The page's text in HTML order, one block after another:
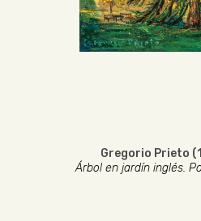
Gregorio Prieto
Árbol en jardín inglés.